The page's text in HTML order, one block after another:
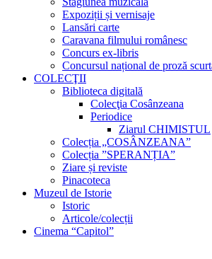
Expoziții și vernisaje
Lansări carte
Caravana filmului românesc
Concurs ex-libris
Concursul național de proză
COLECŢII
Biblioteca digitală
Colecţia Cosânzeana
Periodice
Ziarul CHIMISTUL
Colecția „COSÂNZEANA”
Colecția ”SPERANȚIA”
Ziare și reviste
Pinacoteca
Muzeul de Istorie
Istoric
Articole/colecții
Cinema “Capitol”